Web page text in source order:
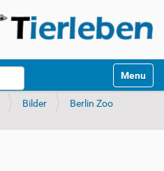
Toggle
Bilder
Berlin Zoo